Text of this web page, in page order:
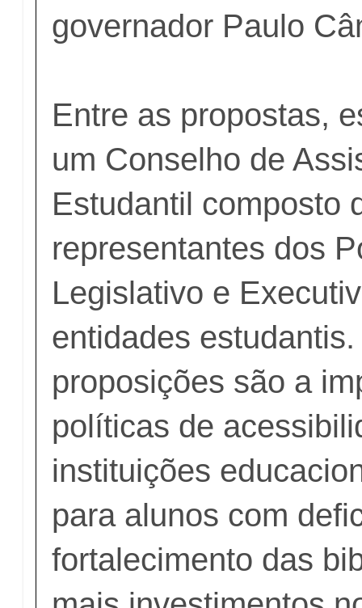
governador Paulo
Entre as propostas,
um Conselho de
Estudantil composto
representantes dos
Legislativo e
entidades
proposições são a
políticas de
instituições
para alunos com
fortalecimento das